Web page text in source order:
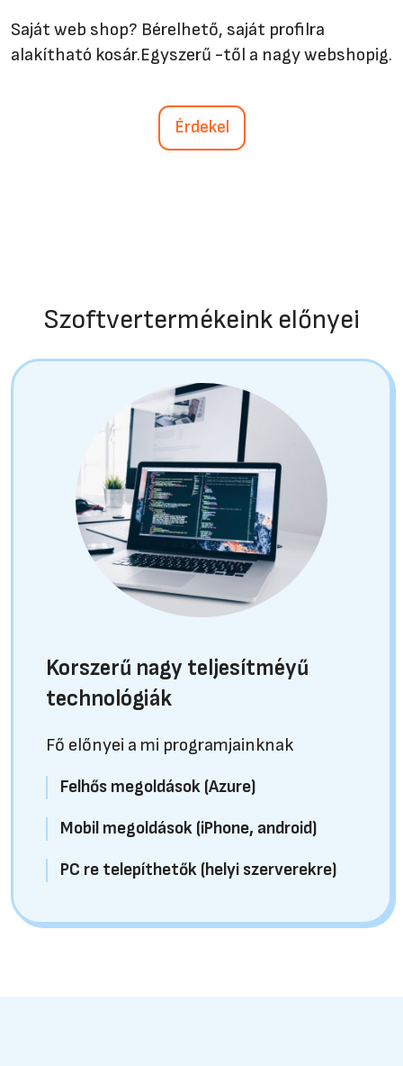
Saját web shop? Bérelhető, saját profilra
alakítható kosár.Egyszerű -től a nagy webshopig.
Érdekel
Szoftvertermékeink előnyei
Korszerű nagy teljesítméyű
technológiák
Fő előnyei a mi programjainknak
Felhős megoldások (Azure)
Mobil megoldások (iPhone, android)
PC re telepíthetők (helyi szerverekre)